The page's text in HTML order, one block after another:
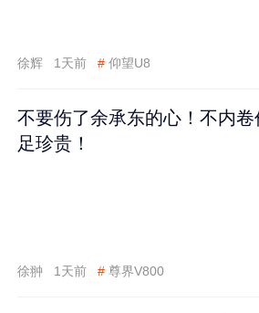
徐辉 1天前 # 仰望U8
不要伤了余承东的心！不内
足珍贵！
徐翀 1天前 # 尊界V800